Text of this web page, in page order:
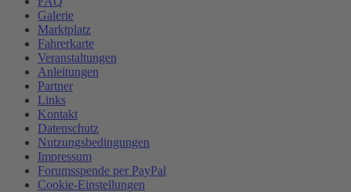
Galerie
Marktplatz
Fahrerkarte
Veranstaltungen
Anleitungen
Partner
Links
Kontakt
Datenschutz
Nutzungsbedingungen
Impressum
Forumsspende per PayPal
Cookie-Einstellungen